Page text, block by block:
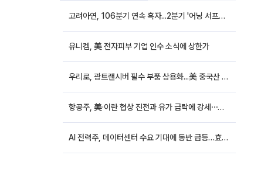
고려아연, 106분기 연속 흑자...2분기 '어닝 서프라이즈'에 장 초반 12%대 강세
유니켐, 美 전자피부 기업 인수 소식에 상한가
우리로, 광트랜시버 필수 부품 상용화...美 중국산 퇴출 추진에 상승세
항공주, 美·이란 협상 진전과 유가 급락에 강세⋯한진칼 8%↑
AI 전력주, 데이터센터 수요 기대에 동반 급등…효성중공업 10%↑